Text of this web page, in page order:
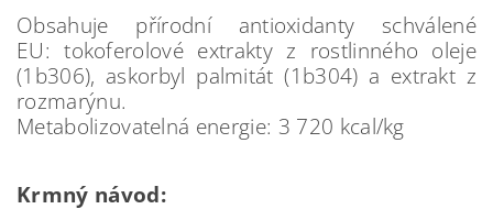
Obsahuje přírodní antioxidanty schválené
EU: tokoferolové extrakty z rostlinného oleje
(1b306), askorbyl palmitát (1b304) a extrakt z
rozmarýnu.
Metabolizovatelná energie: 3 720 kcal/kg
Krmný návod: